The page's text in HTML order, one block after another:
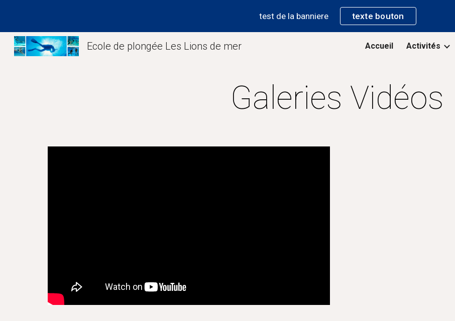
Skip to main content Skip to navigation
test de la banniere texte bouton
Ecole de plongée Les Lions de mer Accueil Activités
Galeries Vidéos